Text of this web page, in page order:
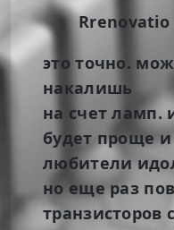
это точно.
накалишь
на счет ламп.
будет проще
любители
но еще раз
транзисторов